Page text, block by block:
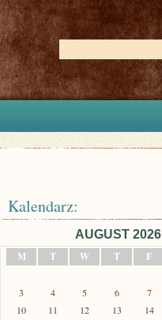
Kalendarz:
AUGUST 2026
M
T W T F
3
4 5 6 7
10
11 12 13 14